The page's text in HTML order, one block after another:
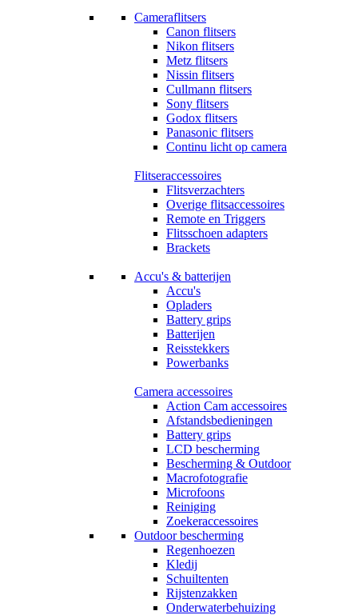
Cameraflitsers
Canon flitsers
Nikon flitsers
Metz flitsers
Nissin flitsers
Cullmann flitsers
Sony flitsers
Godox flitsers
Panasonic flitsers
Continu licht op camera
Flitseraccessoires
Flitsverzachters
Overige flitsaccessoires
Remote en Triggers
Flitsschoen adapters
Brackets
Accu's & batterijen
Accu's
Opladers
Battery grips
Batterijen
Reisstekkers
Powerbanks
Camera accessoires
Action Cam accessoires
Afstandsbedieningen
Battery grips
LCD bescherming
Bescherming & Outdoor
Macrofotografie
Microfoons
Reiniging
Zoekeraccessoires
Outdoor bescherming
Regenhoezen
Kledij
Schuiltenten
Rijstenzakken
Onderwaterbehuizing